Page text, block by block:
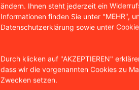
ändern. Ihnen steht jederzeit ein
Informationen finden Sie unter "MEHR",
Datenschutzerklärung sowie unter
Durch klicken auf "AKZEPTIEREN"
dass wir die vorgenannten Cookies zu
Zwecken setzen.